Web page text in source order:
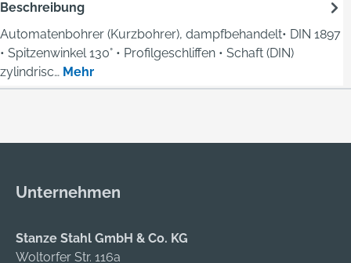
Beschreibung
Automatenbohrer (Kurzbohrer), dampfbehandelt• DIN 1897
• Spitzenwinkel 130° • Profilgeschliffen • Schaft (DIN)
zylindrisc… Mehr
Unternehmen
Stanze Stahl GmbH & Co. KG
Woltorfer Str. 116a